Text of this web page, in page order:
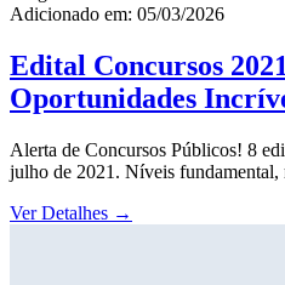
Adicionado em: 05/03/2026
Edital Concursos
Oportunidades
Alerta de Concursos Públicos! 8
julho de 2021. Níveis fundamental,
Ver Detalhes →